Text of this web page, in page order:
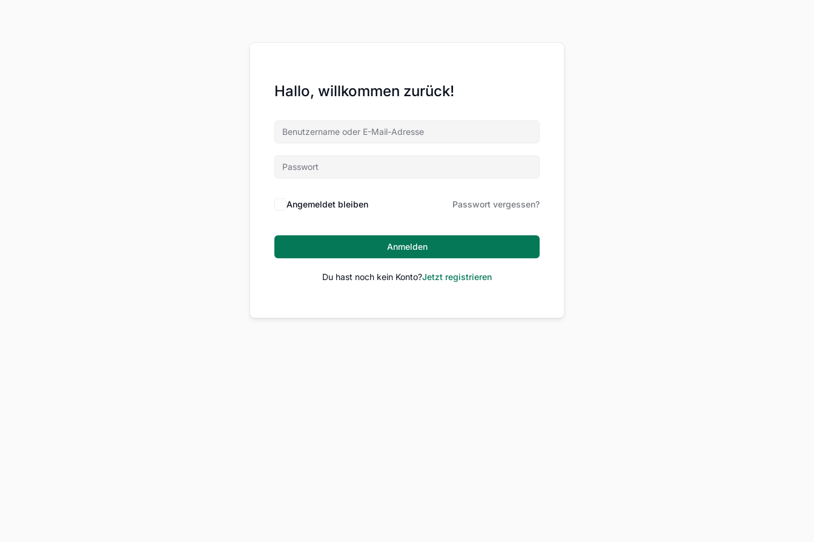
Hallo, willkommen zurück!
Angemeldet bleiben Passwort vergessen?
Anmelden
Du hast noch kein Konto?Jetzt registrieren